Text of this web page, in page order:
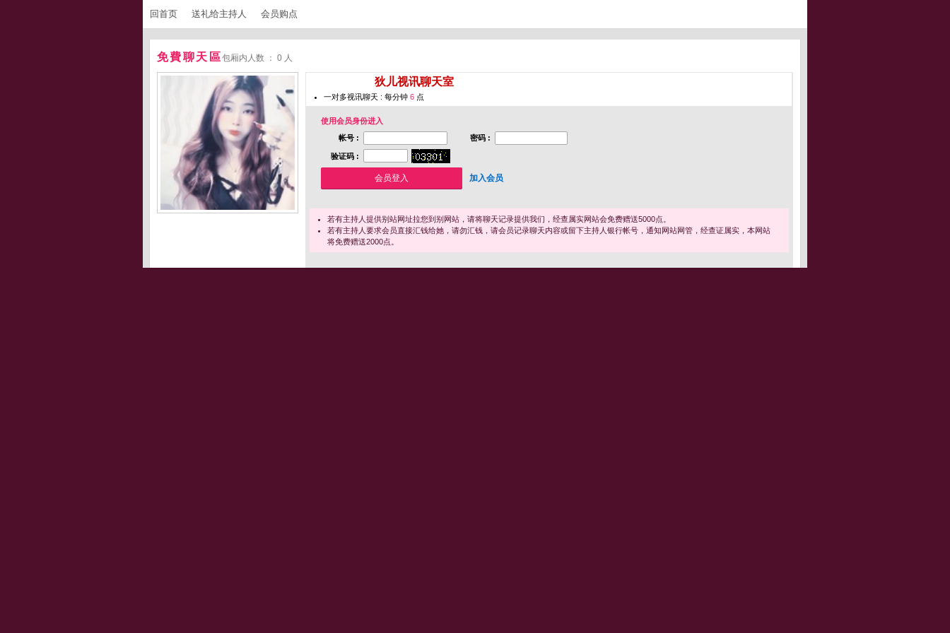
回首页 送礼给主持人 会员购点
免費聊天區包厢内人数 ： 0 人
狄儿视讯聊天室
一对多视讯聊天 : 每分钟 6 点
使用会员身份进入
帐号 :
密码 :
验证码 :
加入会员
若有主持人提供别站网址拉您到别网站，请将聊天记录提供我们，经查属实网站会免费赠送5000点。
若有主持人要求会员直接汇钱给她，请勿汇钱，请会员记录聊天内容或留下主持人银行帐号，通知网站网管，经查证属实，本网站
将免费赠送2000点。